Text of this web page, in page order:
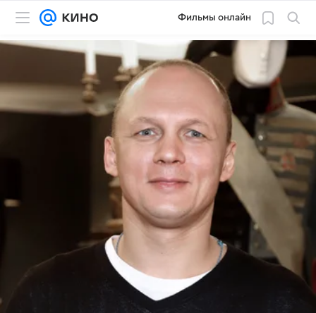
Фильмы онлайн